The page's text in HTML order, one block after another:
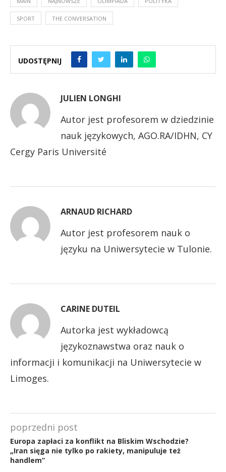
SPORT THE CONVERSATION
UDOSTĘPNIJ
JULIEN LONGHI
Autor jest profesorem w dziedzinie
nauk językowych, AGO.RA/IDHN, CY
Cergy Paris Université
ARNAUD RICHARD
Autor jest profesorem nauk o
języku na Uniwersytecie w Tulonie.
CARINE DUTEIL
Autorka jest wykładowcą
językoznawstwa oraz nauk o
informacji i komunikacji na Uniwersytecie w
Limoges.
poprzedni post
Europa zapłaci za konflikt na Bliskim Wschodzie?
„Iran sięga nie tylko po rakiety, manipuluje też
handlem”